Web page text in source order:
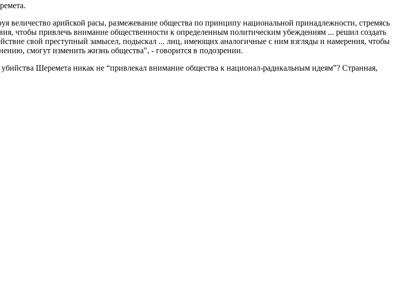
величество арийской расы, размежевание общества по принципу национальной принадлежности, стремясь
чтобы привлечь внимание общественности к определенным политическим убеждениям ... решил создать
свой преступный замысел, подыскал ... лиц, имеющих аналогичные с ним взгляды и намерения, чтобы
смогут изменить жизнь общества", - говорится в подозрении.
Шеремета никак не “привлекал внимание общества к национал-радикальным идеям”? Странная,